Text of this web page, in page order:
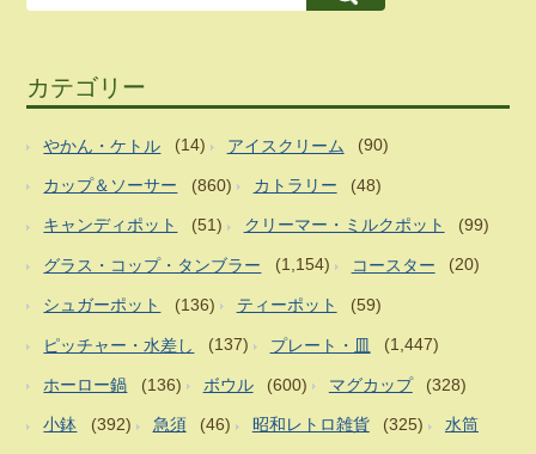
カテゴリー
やかん・ケトル (14) アイスクリーム (90)
カップ＆ソーサー (860) カトラリー (48)
キャンディポット (51) クリーマー・ミルクポット (99)
グラス・コップ・タンブラー (1,154) コースター (20)
シュガーポット (136) ティーポット (59)
ピッチャー・水差し (137) プレート・皿 (1,447)
ホーロー鍋 (136) ボウル (600) マグカップ (328)
小鉢 (392) 急須 (46) 昭和レトロ雑貨 (325) 水筒